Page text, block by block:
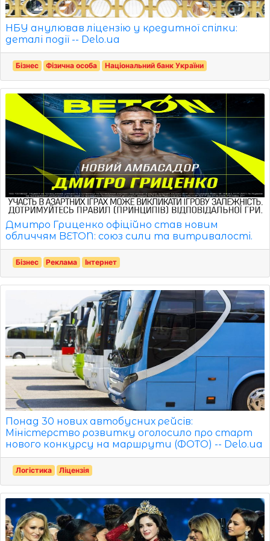
НБУ анулював ліцензію у кредитної спілки:
деталі події -- Delo.ua
Бізнес Фізична особа Національний банк України
Дмитро Гриценко офіційно став новим
обличчям BETON: союз сили та витривалості.
Бізнес Реклама Інтернет
Понад 30 нових автобусних рейсів:
Міністерство розвитку оголосило про старт
нового конкурсу на маршрути (ФОТО) -- Delo.ua
Логістика Ліцензія